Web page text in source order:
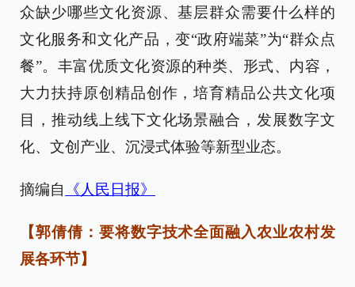
众缺少哪些文化资源、基层群众需要什么样的
文化服务和文化产品，变“政府端菜”为“群众点
餐”。丰富优质文化资源的种类、形式、内容，
大力扶持原创精品创作，培育精品公共文化项
目，推动线上线下文化场景融合，发展数字文
化、文创产业、沉浸式体验等新型业态。
摘编自 《人民日报》
【郭倩倩：要将数字技术全面融入农业农村发
展各环节】